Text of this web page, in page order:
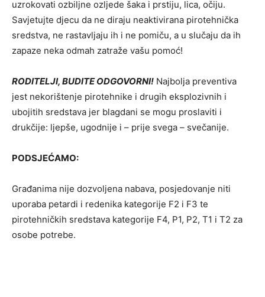
uzrokovati ozbiljne ozljede šaka i prstiju, lica, očiju.
Savjetujte djecu da ne diraju neaktivirana pirotehnička
sredstva, ne rastavljaju ih i ne pomiču, a u slučaju da ih
zapaze neka odmah zatraže vašu pomoć!
RODITELJI, BUDITE ODGOVORNI! Najbolja preventiva
jest nekorištenje pirotehnike i drugih eksplozivnih i
ubojitih sredstava jer blagdani se mogu proslaviti i
drukčije: ljepše, ugodnije i – prije svega – svečanije.
PODSJEĆAMO:
Građanima nije dozvoljena nabava, posjedovanje niti
uporaba petardi i redenika kategorije F2 i F3 te
pirotehničkih sredstava kategorije F4, P1, P2, T1 i T2 za
osobe potrebe.